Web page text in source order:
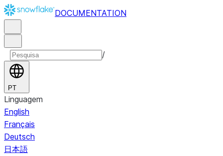
DOCUMENTATION
/
PT
Linguagem
English
Français
Deutsch
日本語